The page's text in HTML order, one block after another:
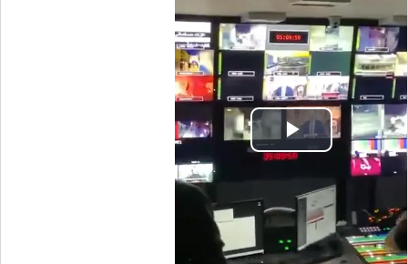
Play
Video